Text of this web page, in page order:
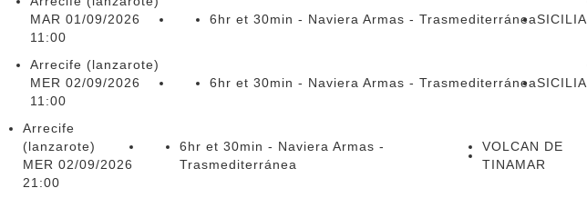
MAR 01/09/2026
11:00
6hr et 30min - Naviera Armas - TrasmediterráneaSICILIA
Arrecife (lanzarote)
MER 02/09/2026
11:00
6hr et 30min - Naviera Armas - TrasmediterráneaSICILIA
Arrecife
(lanzarote)
MER 02/09/2026
21:00
6hr et 30min - Naviera Armas -
Trasmediterránea
VOLCAN DE
TINAMAR